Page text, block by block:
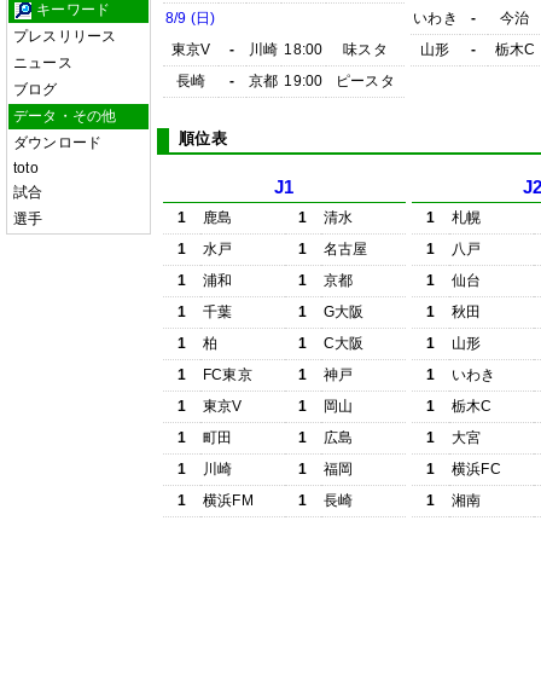
キーワード
プレスリリース
ニュース
ブログ
データ・その他
ダウンロード
toto
試合
選手
8/9 (日)
東京V
- 川崎 18:00
味スタ
長崎
- 京都 19:00 ピースタ
いわき
-
今治
山形
- 栃木C
順位表
J1
1 鹿島 1
清水
1
水戸 1
名古屋
1
浦和 1
京都
1
千葉 1
G大阪
1
柏 1
C大阪
1
FC東京 1
神戸
1
東京V 1
岡山
1
町田 1
広島
1
川崎 1
福岡
1
横浜FM 1 長崎
1
札幌
1
八戸
1
仙台
1
秋田
1
山形
1
いわき
1
栃木C
1
大宮
1
横浜FC
1
湘南